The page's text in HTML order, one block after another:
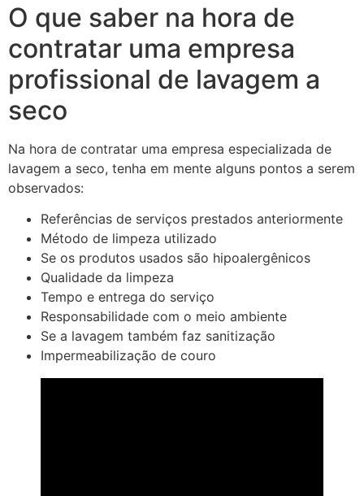
O que saber na hora de
contratar uma empresa
profissional de lavagem a
seco
Na hora de contratar uma empresa especializada de
lavagem a seco, tenha em mente alguns pontos a serem
observados:
Referências de serviços prestados anteriormente
Método de limpeza utilizado
Se os produtos usados são hipoalergênicos
Qualidade da limpeza
Tempo e entrega do serviço
Responsabilidade com o meio ambiente
Se a lavagem também faz sanitização
Impermeabilização de couro